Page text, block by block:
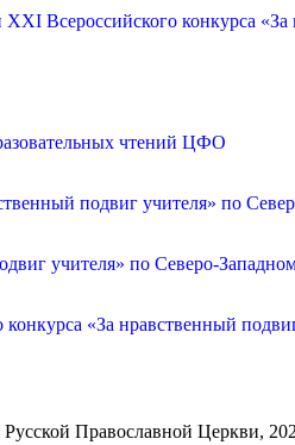
Всероссийского конкурса
чтений ЦФО
подвиг учителя» по
учителя» по Северо-
«За нравственный
Православной Церкви,